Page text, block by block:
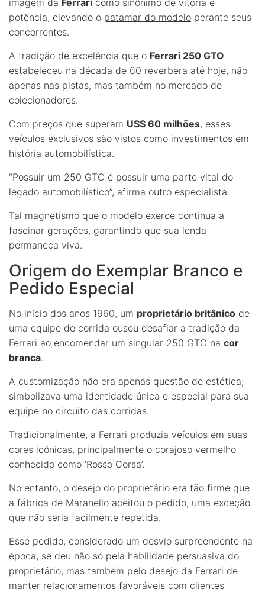
potência, elevando o patamar do modelo perante seus
concorrentes.
A tradição de excelência que o Ferrari 250 GTO
estabeleceu na década de 60 reverbera até hoje, não
apenas nas pistas, mas também no mercado de
colecionadores.
Com preços que superam US$ 60 milhões, esses
veículos exclusivos são vistos como investimentos em
história automobilística.
“Possuir um 250 GTO é possuir uma parte vital do
legado automobilístico”, afirma outro especialista.
Tal magnetismo que o modelo exerce continua a
fascinar gerações, garantindo que sua lenda
permaneça viva.
Origem do Exemplar Branco e
Pedido Especial
No início dos anos 1960, um proprietário britânico de
uma equipe de corrida ousou desafiar a tradição da
Ferrari ao encomendar um singular 250 GTO na cor
branca.
A customização não era apenas questão de estética;
simbolizava uma identidade única e especial para sua
equipe no circuito das corridas.
Tradicionalmente, a Ferrari produzia veículos em suas
cores icônicas, principalmente o corajoso vermelho
conhecido como ‘Rosso Corsa’.
No entanto, o desejo do proprietário era tão firme que
a fábrica de Maranello aceitou o pedido, uma exceção
que não seria facilmente repetida.
Esse pedido, considerado um desvio surpreendente na
época, se deu não só pela habilidade persuasiva do
proprietário, mas também pelo desejo da Ferrari de
manter relacionamentos favoráveis com clientes